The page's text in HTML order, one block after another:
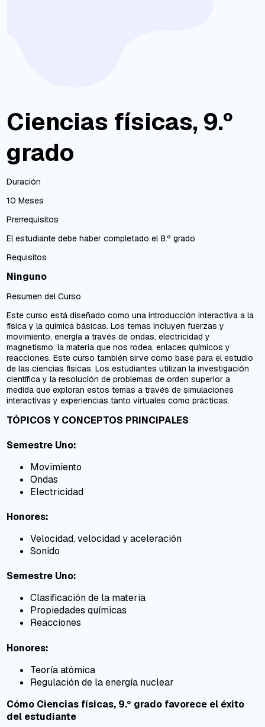
Ciencias físicas, 9.º
grado
Duración
10 Meses
Prerrequisitos
El estudiante debe haber completado el 8.º grado
Requisitos
Ninguno
Resumen del Curso
Este curso está diseñado como una introducción interactiva a la
física y la química básicas. Los temas incluyen fuerzas y
movimiento, energía a través de ondas, electricidad y
magnetismo, la materia que nos rodea, enlaces químicos y
reacciones. Este curso también sirve como base para el estudio
de las ciencias físicas. Los estudiantes utilizan la investigación
científica y la resolución de problemas de orden superior a
medida que exploran estos temas a través de simulaciones
interactivas y experiencias tanto virtuales como prácticas.
TÓPICOS Y CONCEPTOS PRINCIPALES
Semestre Uno:
Movimiento
Ondas
Electricidad
Honores:
Velocidad, velocidad y aceleración
Sonido
Semestre Uno:
Clasificación de la materia
Propiedades químicas
Reacciones
Honores:
Teoría atómica
Regulación de la energía nuclear
Cómo Ciencias físicas, 9.º grado favorece el éxito
del estudiante